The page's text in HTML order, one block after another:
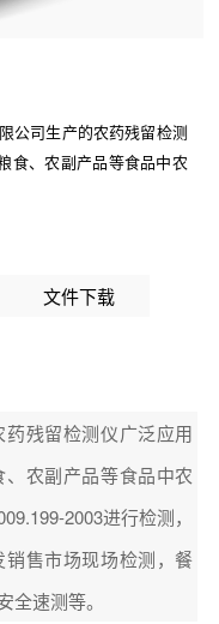
公司生产的农药残留检测
食、农副产品等食品中农
进行检测，适用于果
餐馆、学校、食堂、家
】
文件下载
残留检测仪广泛应用
农副产品等食品中农
2003进行检测，
售市场现场检测，餐
速测等。